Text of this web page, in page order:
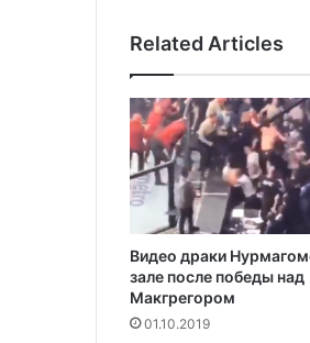
ы
е
б
л
ю
д
а
Ш
А
:
5
л
Related Articles
Видео драки
зале после победы над
Макгрегором‍
01.10.2019